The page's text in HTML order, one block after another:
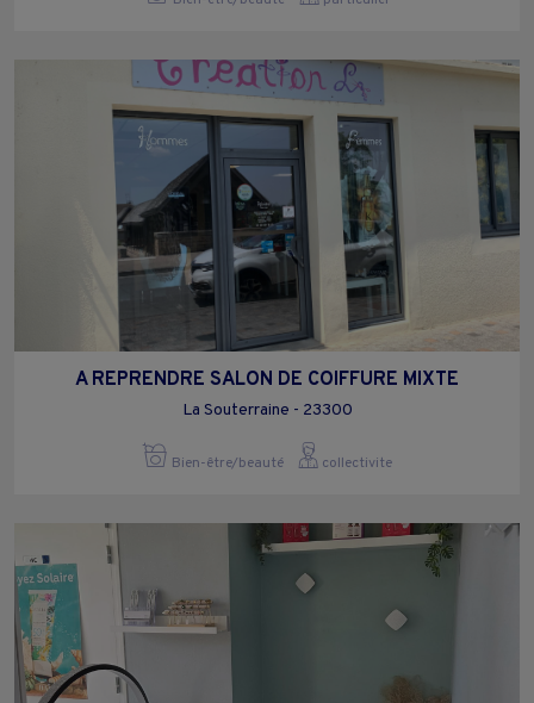
A REPRENDRE SALON DE COIFFURE MIXTE
La Souterraine - 23300
Bien-être/beauté collectivite